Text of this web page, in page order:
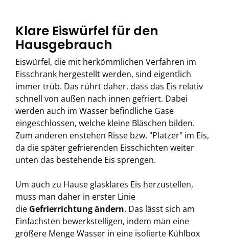
Klare Eiswürfel für den
Hausgebrauch
Eiswürfel, die mit herkömmlichen Verfahren im
Eisschrank hergestellt werden, sind eigentlich
immer trüb. Das rührt daher, dass das Eis relativ
schnell von außen nach innen gefriert. Dabei
werden auch im Wasser befindliche Gase
eingeschlossen, welche kleine Bläschen bilden.
Zum anderen enstehen Risse bzw. "Platzer" im Eis,
da die später gefrierenden Eisschichten weiter
unten das bestehende Eis sprengen.
Um auch zu Hause glasklares Eis herzustellen,
muss man daher in erster Linie
die Gefrierrichtung ändern. Das lässt sich am
Einfachsten bewerkstelligen, indem man eine
größere Menge Wasser in eine isolierte Kühlbox